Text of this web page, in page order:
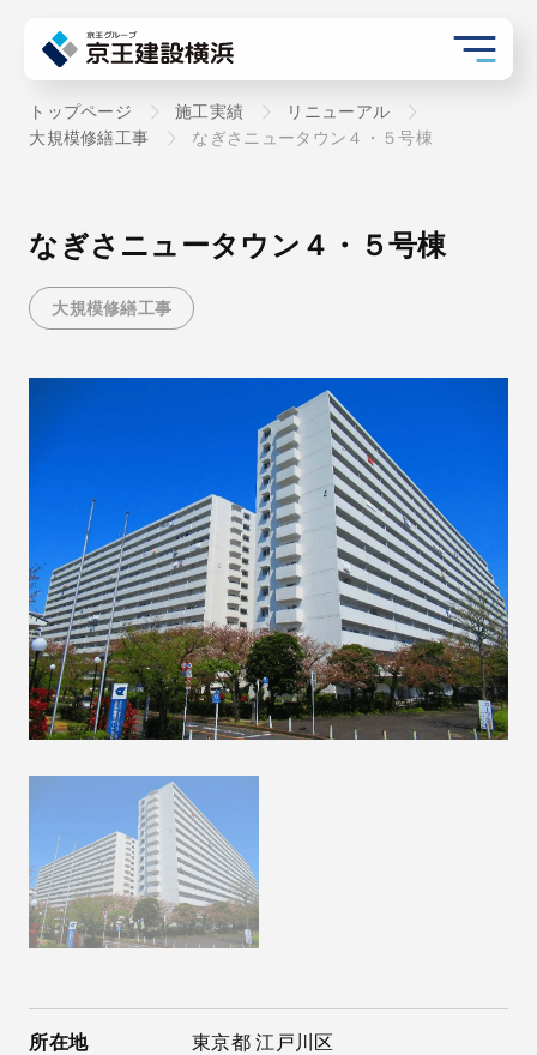
トップページ 施工実績
リニューアル
大規模修繕工事
なぎさニュータウン４・５号棟
なぎさニュータウン４・５号棟
大規模修繕工事
所在地 東京都 江戸川区